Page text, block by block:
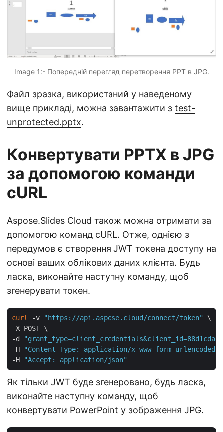
Image 1:- Попередній перегляд перетворення PPT в JPG.
Файл зразка, використаний у наведеному
вище прикладі, можна завантажити з test-
unprotected.pptx.
Конвертувати PPTX в JPG
за допомогою команди
cURL
Aspose.Slides Cloud також можна отримати за
допомогою команд cURL. Отже, однією з
передумов є створення JWT токена доступу на
основі ваших облікових даних клієнта. Будь
ласка, виконайте наступну команду, щоб
згенерувати токен.
curl -v "https://api.aspose.cloud/connect/token"
\
-X POST \
-d
"grant_type=client_credentials&client_id=88d1cda8-
-H
"Content-Type: application/x-www-form-urlencoded"
-H
"Accept: application/json"
Як тільки JWT буде згенеровано, будь ласка,
виконайте наступну команду, щоб
конвертувати PowerPoint у зображення JPG.